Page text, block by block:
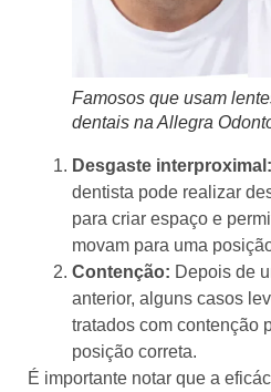
Famosos que usam
dentais na Allegra
Desgaste interproximal:
dentista pode realizar
para criar espaço e
movam para uma
Contenção: Depois de
anterior, alguns casos
tratados com contenção
posição correta.
É importante notar que a